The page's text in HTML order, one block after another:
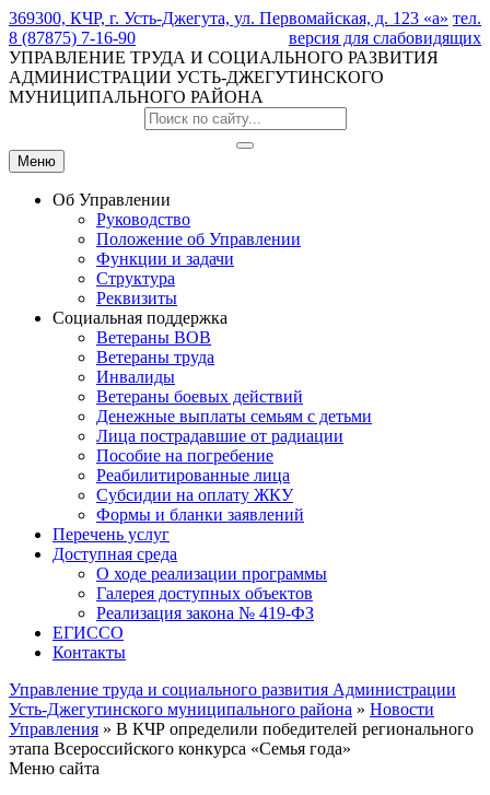
369300, КЧР, г. Усть-Джегута, ул. Первомайская, д. 123 «а» тел.
8 (87875) 7-16-90
версия для слабовидящих
УПРАВЛЕНИЕ ТРУДА И СОЦИАЛЬНОГО РАЗВИТИЯ
АДМИНИСТРАЦИИ УСТЬ-ДЖЕГУТИНСКОГО
МУНИЦИПАЛЬНОГО РАЙОНА
Меню
Об Управлении
Руководство
Положение об Управлении
Функции и задачи
Структура
Реквизиты
Социальная поддержка
Ветераны ВОВ
Ветераны труда
Инвалиды
Ветераны боевых действий
Денежные выплаты семьям с детьми
Лица пострадавшие от радиации
Пособие на погребение
Реабилитированные лица
Субсидии на оплату ЖКУ
Формы и бланки заявлений
Перечень услуг
Доступная среда
О ходе реализации программы
Галерея доступных объектов
Реализация закона № 419-ФЗ
ЕГИСCО
Контакты
Управление труда и социального развития Администрации
Усть-Джегутинского муниципального района » Новости
Управления » В КЧР определили победителей регионального
этапа Всероссийского конкурса «Семья года»
Меню сайта